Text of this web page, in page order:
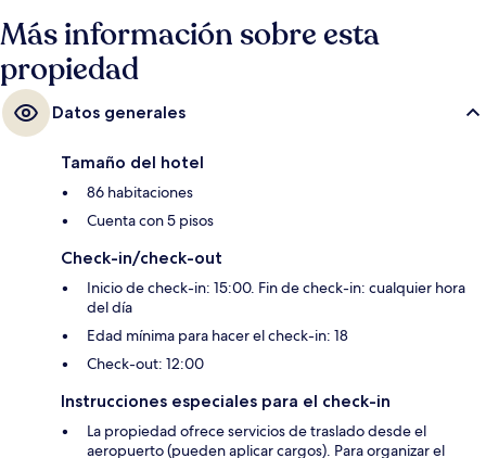
A otros visitantes les encantan las amenidades y características como el
personal amable y el estado general de la propiedad. Hay opciones de
transporte público a una corta distancia a pie: Estación de metro Duomo
queda a unos pasos y Cordusio M1 Tram Stop está a 2 minutos.
Más información sobre esta
propiedad
Datos generales
Tamaño del hotel
86 habitaciones
Cuenta con 5 pisos
Check-in/check-out
Inicio de check-in: 15:00. Fin de check-in: cualquier hora
del día
Edad mínima para hacer el check-in: 18
Check-out: 12:00
Instrucciones especiales para el check-in
La propiedad ofrece servicios de traslado desde el
aeropuerto (pueden aplicar cargos). Para organizar el